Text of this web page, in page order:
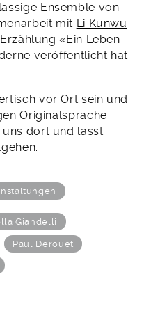
Ensemble von
mit Li Kunwu
«Ein Leben
veröffentlicht hat.
vor Ort sein und
Originalsprache
uns dort und lasst
Giandelli
Paul Derouet